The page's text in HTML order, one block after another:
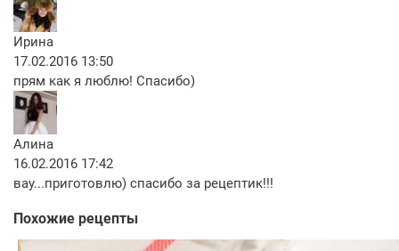
Ирина
17.02.2016 13:50
прям как я люблю! Спасибо)
Алина
16.02.2016 17:42
вау...приготовлю) спасибо за рецептик!!!
Похожие рецепты